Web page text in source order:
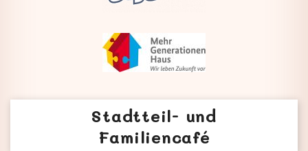
Stadtteil- und
Familiencafé